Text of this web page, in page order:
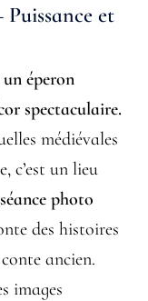
Puissance et
un éperon
spectaculaire.
médiévales
c’est un lieu
séance photo
des histoires
ancien.
images